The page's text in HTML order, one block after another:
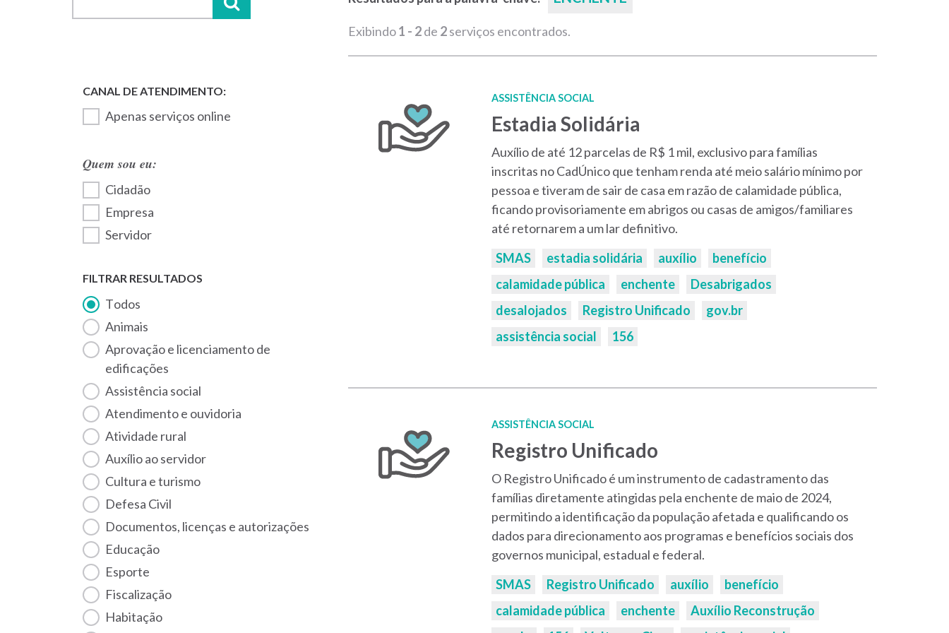
Apenas serviços online
Quem sou eu:
Cidadão
Empresa
Servidor
FILTRAR RESULTADOS
Todos
Animais
Aprovação e licenciamento de
edificações
Assistência social
Atendimento e ouvidoria
Atividade rural
Auxílio ao servidor
Cultura e turismo
Defesa Civil
Documentos, licenças e autorizações
Educação
Esporte
Fiscalização
habitação
Exibindo1 - 2de 2serviços encontrados.
ASSISTÊNCIA SOCIAL
Estadia Solidária
Auxílio de até 12 parcelas de R$ 1 mil, exclusivo para famílias
inscritas no CadÚnico que tenham renda até meio salário mínimo por
pessoa e tiveram de sair de casa em razão de calamidade pública,
ficando provisoriamente em abrigos ou casas de amigos/familiares
até retornarem a um lar definitivo.
Palavras-
chaves:
SMAS estadia solidária auxílio
benefício
calamidade pública
enchente
Desabrigados
desalojados
Registro Unificado
gov.br
assistência social
156
ASSISTÊNCIA SOCIAL
Registro Unificado
O Registro Unificado é um instrumento de cadastramento das
famílias diretamente atingidas pela enchente de maio de 2024,
permitindo a identificação da população afetada e qualificando os
dados para direcionamento aos programas e benefícios sociais dos
governos municipal, estadual e federal.
Palavras-
chaves:
SMAS Registro Unificado auxílio
benefício
calamidade pública
enchente
Auxílio Reconstrução